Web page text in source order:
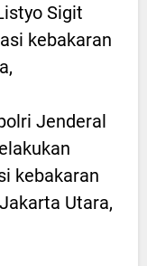
Sigit
kebakaran
Jenderal
kebakaran
Utara,